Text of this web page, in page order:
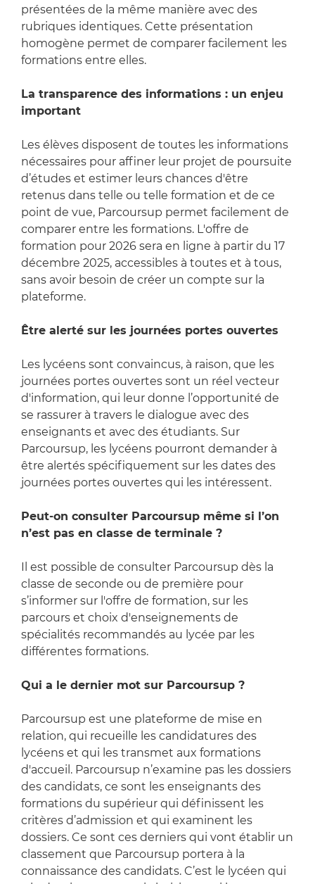
présentées de la même manière avec des
rubriques identiques. Cette présentation
homogène permet de comparer facilement les
formations entre elles.
La transparence des informations : un enjeu
important
Les élèves disposent de toutes les informations
nécessaires pour affiner leur projet de poursuite
d’études et estimer leurs chances d'être
retenus dans telle ou telle formation et de ce
point de vue, Parcoursup permet facilement de
comparer entre les formations. L'offre de
formation pour 2026 sera en ligne à partir du 17
décembre 2025, accessibles à toutes et à tous,
sans avoir besoin de créer un compte sur la
plateforme.
Être alerté sur les journées portes ouvertes
Les lycéens sont convaincus, à raison, que les
journées portes ouvertes sont un réel vecteur
d'information, qui leur donne l’opportunité de
se rassurer à travers le dialogue avec des
enseignants et avec des étudiants. Sur
Parcoursup, les lycéens pourront demander à
être alertés spécifiquement sur les dates des
journées portes ouvertes qui les intéressent.
Peut-on consulter Parcoursup même si l’on
n’est pas en classe de terminale ?
Il est possible de consulter Parcoursup dès la
classe de seconde ou de première pour
s’informer sur l'offre de formation, sur les
parcours et choix d'enseignements de
spécialités recommandés au lycée par les
différentes formations.
Qui a le dernier mot sur Parcoursup ?
Parcoursup est une plateforme de mise en
relation, qui recueille les candidatures des
lycéens et qui les transmet aux formations
d'accueil. Parcoursup n’examine pas les dossiers
des candidats, ce sont les enseignants des
formations du supérieur qui définissent les
critères d’admission et qui examinent les
dossiers. Ce sont ces derniers qui vont établir un
classement que Parcoursup portera à la
connaissance des candidats. C’est le lycéen qui